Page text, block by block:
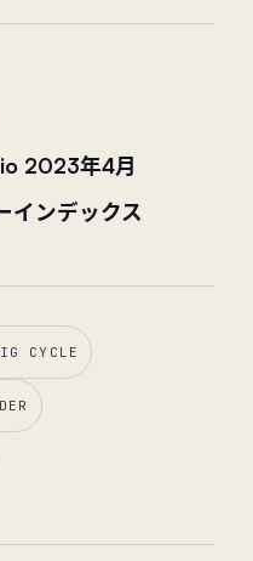
2023年4月
インデックス
CYCLE